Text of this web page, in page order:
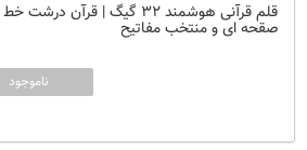
صقحه ای و منتخب مفاتیح
ناموجود